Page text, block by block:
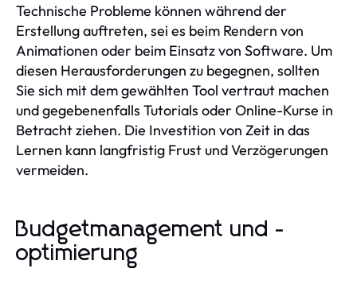
Technische Probleme können während der
Erstellung auftreten, sei es beim Rendern von
Animationen oder beim Einsatz von Software. Um
diesen Herausforderungen zu begegnen, sollten
Sie sich mit dem gewählten Tool vertraut machen
und gegebenenfalls Tutorials oder Online-Kurse in
Betracht ziehen. Die Investition von Zeit in das
Lernen kann langfristig Frust und Verzögerungen
vermeiden.
Budgetmanagement und -
optimierung